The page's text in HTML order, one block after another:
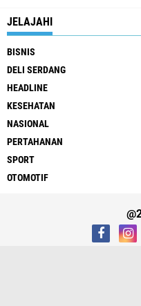
JELAJAHI
BISNIS
DELI SERDANG
HEADLINE
KESEHATAN
NASIONAL
PERTAHANAN
SPORT
OTOMOTIF